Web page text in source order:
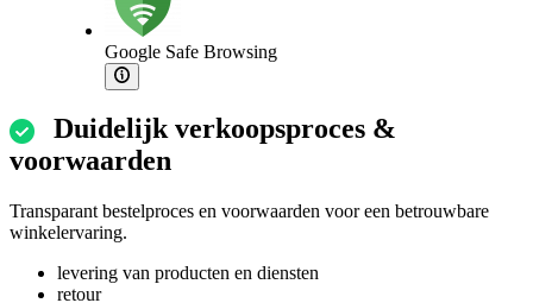
Google Safe Browsing
Duidelijk verkoopsproces &
voorwaarden
Transparant bestelproces en voorwaarden voor een betrouwbare
winkelervaring.
levering van producten en diensten
retour